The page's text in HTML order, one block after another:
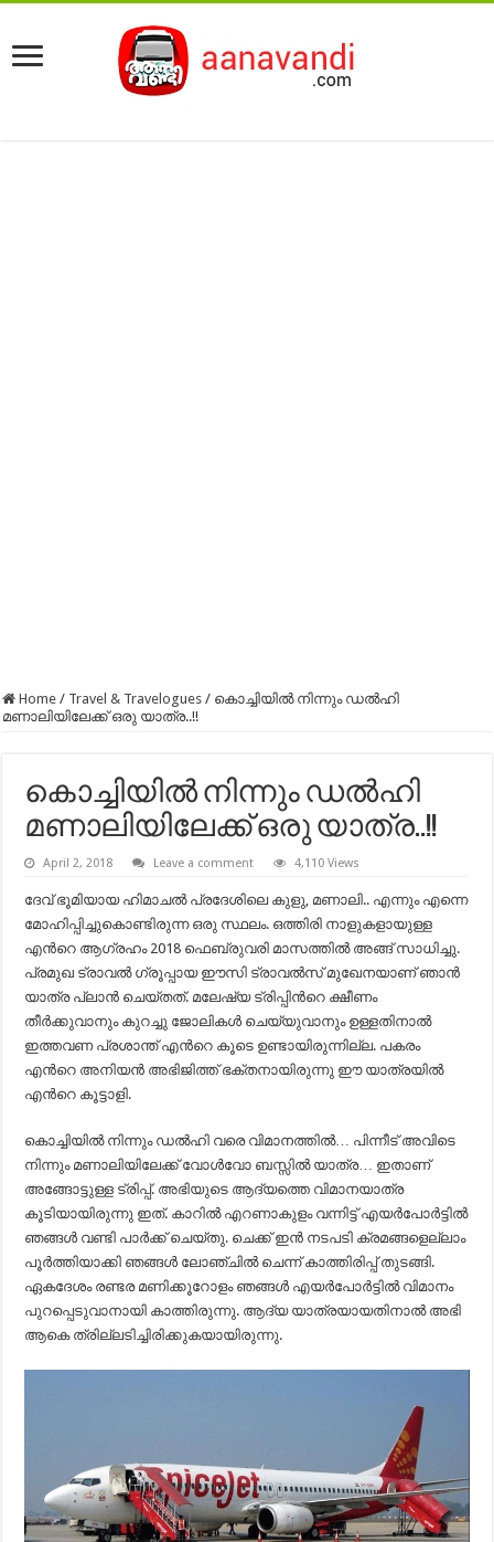
Home / Travel & Travelogues / കൊച്ചിയിൽ നിന്നും ഡൽഹി
മണാലിയിലേക്ക് ഒരു യാത്ര..!!
കൊച്ചിയിൽ നിന്നും ഡൽഹി
മണാലിയിലേക്ക് ഒരു യാത്ര..!!
April 2, 2018 Leave a comment 4,110 Views
ദേവ് ഭൂമിയായ ഹിമാചല്‍ പ്രദേശിലെ കുളു, മണാലി.. എന്നും എന്നെ
മോഹിപ്പിച്ചുകൊണ്ടിരുന്ന ഒരു സ്ഥലം. ഒത്തിരി നാളുകളായുള്ള
എന്‍റെ ആഗ്രഹം 2018 ഫെബ്രുവരി മാസത്തില്‍ അങ്ങ് സാധിച്ചു.
പ്രമുഖ ട്രാവല്‍ ഗ്രൂപ്പായ ഈസി ട്രാവല്‍സ് മുഖേനയാണ് ഞാന്‍
യാത്ര പ്ലാന്‍ ചെയ്തത്. മലേഷ്യ ട്രിപ്പിന്‍റെ ക്ഷീണം
തീര്‍ക്കുവാനും കുറച്ചു ജോലികള്‍ ചെയ്യുവാനും ഉള്ളതിനാല്‍
ഇത്തവണ പ്രശാന്ത് എന്‍റെ കൂടെ ഉണ്ടായിരുന്നില്ല. പകരം
എന്‍റെ അനിയന്‍ അഭിജിത്ത് ഭക്തനായിരുന്നു ഈ യാത്രയില്‍
എന്‍റെ കൂട്ടാളി.
കൊച്ചിയില്‍ നിന്നും ഡല്‍ഹി വരെ വിമാനത്തില്‍… പിന്നീട് അവിടെ
നിന്നും മണാലിയിലേക്ക് വോള്‍വോ ബസ്സില്‍ യാത്ര… ഇതാണ്
അങ്ങോട്ടുള്ള ട്രിപ്പ്‌. അഭിയുടെ ആദ്യത്തെ വിമാനയാത്ര
കൂടിയായിരുന്നു ഇത്. കാറില്‍ എറണാകുളം വന്നിട്ട് എയര്‍പോര്‍ട്ടില്‍
ഞങ്ങള്‍ വണ്ടി പാര്‍ക്ക് ചെയ്തു. ചെക്ക് ഇന്‍ നടപടി ക്രമങ്ങളെല്ലാം
പൂര്‍ത്തിയാക്കി ഞങ്ങള്‍ ലോഞ്ചില്‍ ചെന്ന് കാത്തിരിപ്പ് തുടങ്ങി.
ഏകദേശം രണ്ടര മണിക്കൂറോളം ഞങ്ങള്‍ എയര്‍പോര്‍ട്ടില്‍ വിമാനം
പുറപ്പെടുവാനായി കാത്തിരുന്നു. ആദ്യ യാത്രയായതിനാല്‍ അഭി
ആകെ ത്രില്ലടിച്ചിരിക്കുകയായിരുന്നു.